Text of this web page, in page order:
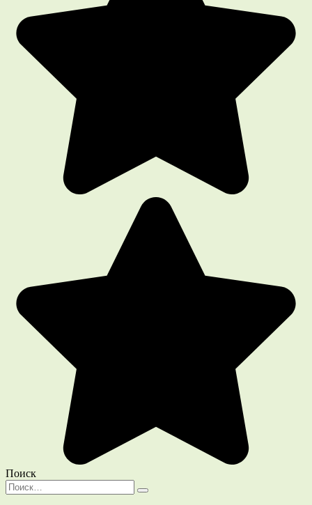
Поиск
Search
for: